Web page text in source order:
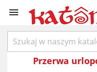

Przerwa